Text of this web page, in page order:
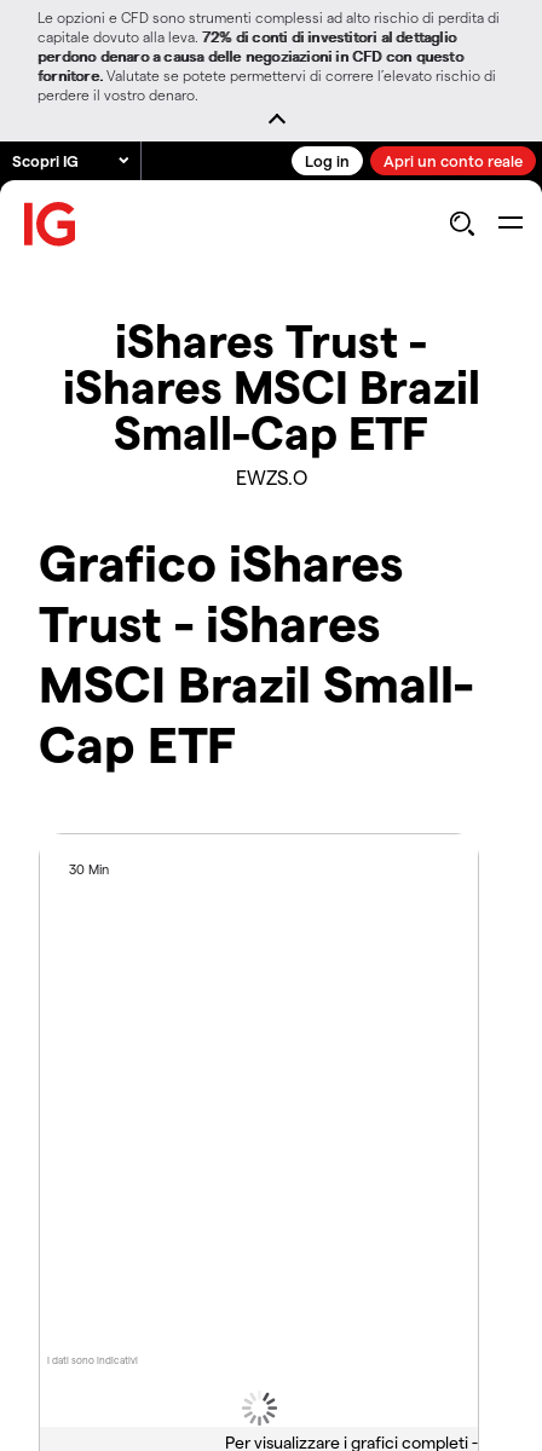
Le opzioni e CFD sono strumenti complessi ad alto rischio di perdita di
capitale dovuto alla leva. 72% di conti di investitori al dettaglio
perdono denaro a causa delle negoziazioni in CFD con questo
fornitore. Valutate se potete permettervi di correre l’elevato rischio di
perdere il vostro denaro.
Scopri IG Log in Apri un conto reale
iShares Trust -
iShares MSCI Brazil
Small-Cap ETF
EWZS.O
Grafico iShares
Trust - iShares
MSCI Brazil Small-
Cap ETF
I dati sono indicativi
30 Min
Per visualizzare i grafici completi -